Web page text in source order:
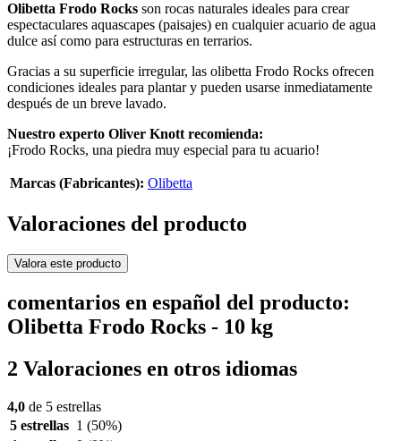
Olibetta Frodo Rocks son rocas naturales ideales para crear
espectaculares aquascapes (paisajes) en cualquier acuario de agua
dulce así como para estructuras en terrarios.
Gracias a su superficie irregular, las olibetta Frodo Rocks ofrecen
condiciones ideales para plantar y pueden usarse inmediatamente
después de un breve lavado.
Nuestro experto Oliver Knott recomienda:
¡Frodo Rocks, una piedra muy especial para tu acuario!
Marcas (Fabricantes): Olibetta
Valoraciones del producto
Valora este producto
comentarios en español del producto:
Olibetta Frodo Rocks - 10 kg
2 Valoraciones en otros idiomas
4,0 de 5 estrellas
5 estrellas 1 (50%)